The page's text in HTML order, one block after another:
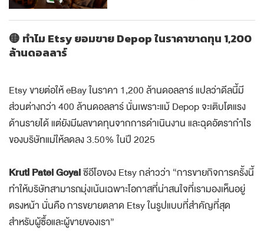
🟡 ทำไม Etsy ยอมขาย Depop ในราคาขาดทุน 1,200
ล้านดอลลาร์
Etsy ขายต่อให้ eBay ในราคา 1,200 ล้านดอลลาร์ แปลว่าดีลนี้มี
ส่วนต่างกว่า 400 ล้านดอลลาร์ นั่นเพราะแม้ Depop จะเติบโตแรง
ด้านรายได้ แต่ยังมีผลขาดทุนจากการดำเนินงาน และฉุดอัตรากำไร
ของบริษัทแม่ให้ลดลง 3.50% ในปี 2025
Kruti Patel Goyalซีอีโอของ Etsy กล่าวว่า “การขายกิจการครั้งนี้
ทำให้บริษัทสามารถมุ่งเน้นเฉพาะโอกาสที่น่าสนใจที่เรามองเห็นอยู่
ตรงหน้า นั่นคือ การขยายตลาด Etsy ในรูปแบบที่สำคัญที่สุด
สำหรับผู้ซื้อและผู้ขายของเรา”